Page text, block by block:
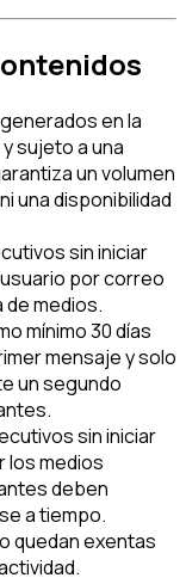
en la
sujeto a una
un volumen
una disponibilidad
sin iniciar
por correo
de medios.
mínimo 30 días
mensaje y solo
un segundo
sin iniciar
los medios
deben
a tiempo.
quedan exentas